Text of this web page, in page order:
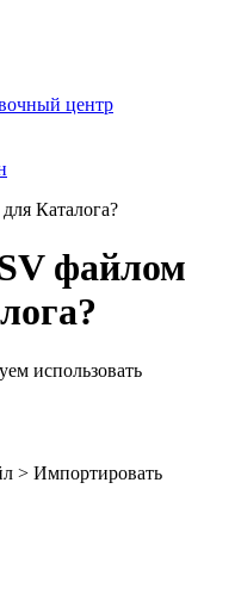
центр
Каталога?
файлом
использовать
> Импортировать